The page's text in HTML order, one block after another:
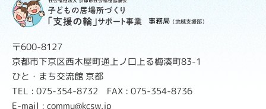
事務局 （地域支援部）
〒600-8127
京都市下京区西木屋町通上ノ口上る梅湊町83-1
ひと・まち交流館 京都
TEL : 075-354-8732 FAX : 075-354-8736
E-mail : commu@kcsw.jp